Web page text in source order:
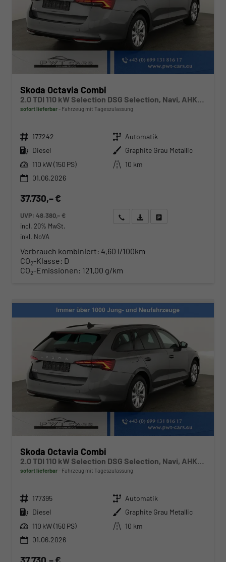
Skoda Octavia Combi
2.0 TDI 110 kW Selection DSG Selection, Navi, AHK, el. Klappe, 5-J Garantie
sofort lieferbar Fahrzeug mit Tageszulassung
Fahrzeugnr. 177242 Getriebe Automatik
Kraftstoff Diesel Außenfarbe Graphite Grau Metallic
Leistung 110 kW (150 PS) Kilometerstand
10 km
01.06.2026
37.730,– €
UVP:48.380,– €
incl. 20% MwSt.
inkl. NoVA
Wir rufen Sie anAngebot drucken (PDF)
Verbrauch kombiniert: 4,60 l/100km
CO2-Klasse: D
CO2-Emissionen: 121,00 g/km
Skoda Octavia Combi
2.0 TDI 110 kW Selection DSG Selection, Navi, AHK, el. Klappe, 5-J Garantie
sofort lieferbar Fahrzeug mit Tageszulassung
Fahrzeugnr. 177395 Getriebe Automatik
Kraftstoff Diesel Außenfarbe Graphite Grau Metallic
Leistung 110 kW (150 PS) Kilometerstand
10 km
01.06.2026
37.730,– €